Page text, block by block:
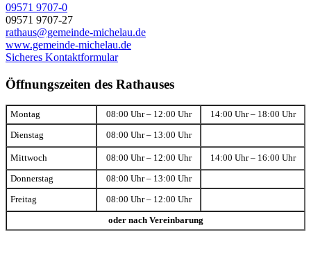
09571 9707-0
09571 9707-27
rathaus@gemeinde-michelau.de
www.gemeinde-michelau.de
Sicheres Kontaktformular
Öffnungszeiten des Rathauses
Montag 08:00 Uhr – 12:00 Uhr 14:00 Uhr – 18:00 Uhr
Dienstag 08:00 Uhr – 13:00 Uhr
Mittwoch 08:00 Uhr – 12:00 Uhr 14:00 Uhr – 16:00 Uhr
Donnerstag 08:00 Uhr – 13:00 Uhr
Freitag 08:00 Uhr – 12:00 Uhr
oder nach Vereinbarung